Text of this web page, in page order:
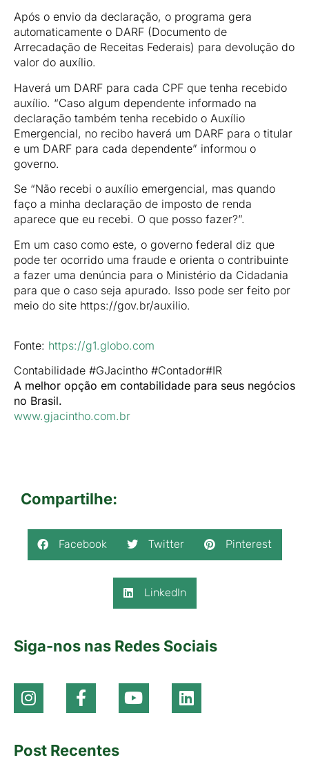
Após o envio da declaração, o programa gera
automaticamente o DARF (Documento de
Arrecadação de Receitas Federais) para devolução do
valor do auxílio.
Haverá um DARF para cada CPF que tenha recebido
auxílio. “Caso algum dependente informado na
declaração também tenha recebido o Auxílio
Emergencial, no recibo haverá um DARF para o titular
e um DARF para cada dependente” informou o
governo.
Se “Não recebi o auxílio emergencial, mas quando
faço a minha declaração de imposto de renda
aparece que eu recebi. O que posso fazer?”.
Em um caso como este, o governo federal diz que
pode ter ocorrido uma fraude e orienta o contribuinte
a fazer uma denúncia para o Ministério da Cidadania
para que o caso seja apurado. Isso pode ser feito por
meio do site https://gov.br/auxilio.
Fonte: https://g1.globo.com
Contabilidade #GJacintho #Contador#IR
A melhor opção em contabilidade para seus negócios
no Brasil.
www.gjacintho.com.br
Compartilhe:
Facebook Twitter Pinterest
LinkedIn
Siga-nos nas Redes Sociais
Post Recentes